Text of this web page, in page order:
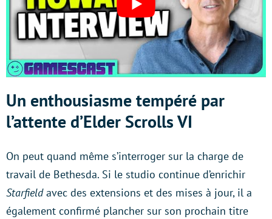
Un enthousiasme tempéré par
l’attente d’Elder Scrolls VI
On peut quand même s’interroger sur la charge de
travail de Bethesda. Si le studio continue d’enrichir
Starfieldavec des extensions et des mises à jour, il a
également confirmé plancher sur son prochain titre